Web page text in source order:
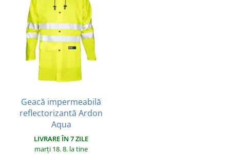
Geacă impermeabilă
reflectorizantă Ardon
Aqua
LIVRARE ÎN 7 ZILE
marți 18. 8. la tine